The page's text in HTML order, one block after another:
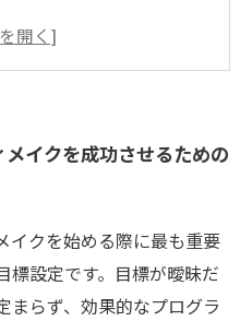
ツ：継続は力なり
イクを成功させるための
イクを始める際に最も重要
標設定です。目標が曖昧だ
まらず、効果的なプログラ